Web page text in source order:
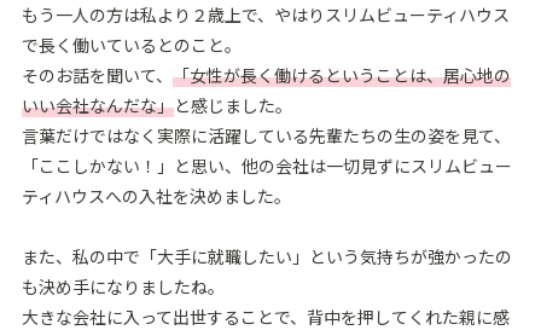
もう⼀⼈の⽅は私より２歳上で、やはりスリムビューティハウス
で⻑く働いているとのこと。
そのお話を聞いて、 「⼥性が⻑く働けるということは、居⼼地の
いい会社なんだな」と感じました。
⾔葉だけではなく実際に活躍している先輩たちの⽣の姿を⾒て、
「ここしかない！」と思い、他の会社は⼀切⾒ずにスリムビュー
ティハウスへの⼊社を決めました。
また、私の中で「⼤⼿に就職したい」という気持ちが強かったの
も決め⼿になりましたね。
⼤きな会社に⼊って出世することで、背中を押してくれた親に感